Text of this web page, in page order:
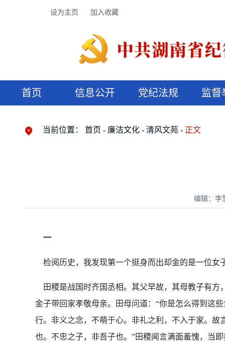
设为主页 加入收藏
首页 信息公开 党纪法规 监督
当前位置： 首页 廉洁文化 清风文苑 正文
编辑：李
一
检阅历史，我发现第一个挺身而出却金的是一位女
田稷是战国时齐国丞相。其父早故，其母教子有方
金子带回家孝敬母亲。田母问道：“你是怎么得到这
行。非义之念，不萌于心。非礼之利，不入于家。
也。不忠之子，非吾子也。”田稷闻言满面羞愧，当